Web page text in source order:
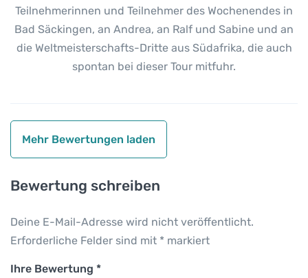
Teilnehmerinnen und Teilnehmer des Wochenendes in
Bad Säckingen, an Andrea, an Ralf und Sabine und an
die Weltmeisterschafts-Dritte aus Südafrika, die auch
spontan bei dieser Tour mitfuhr.
Mehr Bewertungen laden
Bewertung schreiben
Deine E-Mail-Adresse wird nicht veröffentlicht.
Erforderliche Felder sind mit * markiert
Ihre Bewertung *